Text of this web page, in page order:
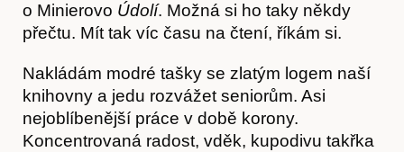
Akce
o Minierovo Údolí. Možná si ho taky někdy
přečtu. Mít tak víc času na čtení, říkám si.
Nakládám modré tašky se zlatým logem naší
knihovny a jedu rozvážet seniorům. Asi
nejoblíbenější práce v době korony.
Koncentrovaná radost, vděk, kupodivu takřka